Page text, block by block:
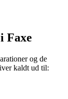
Faxe
og de
kaldt ud til: